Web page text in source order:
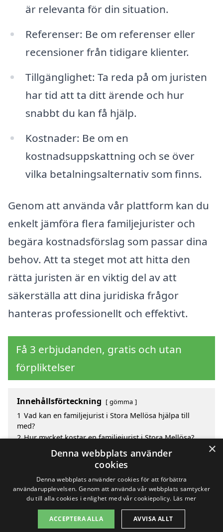
är relevanta för din situation.
Referenser: Be om referenser eller
recensioner från tidigare klienter.
Tillgänglighet: Ta reda på om juristen
har tid att ta ditt ärende och hur
snabbt du kan få hjälp.
Kostnader: Be om en
kostnadsuppskattning och se över
vilka betalningsalternativ som finns.
Genom att använda vår plattform kan du
enkelt jämföra flera familjejurister och
begära kostnadsförslag som passar dina
behov. Att ta steget mot att hitta den
rätta juristen är en viktig del av att
säkerställa att dina juridiska frågor
hanteras professionellt och effektivt.
Få 3 erbjudanden, gratis och utan
förpliktelser
Innehållsförteckning gömma
1 Vad kan en familjejurist i Stora Mellösa hjälpa till
med?
2 Hur mycket kostar en familjejurist i Stora Mellösa?
Fördelar med att välja familjejurist i Stora Mellösa
Sök efter en skicklig familjejurist i de omgivande
städerna till Stora Mellösa
Copyright 2026 - Pilanto Aps
×
Denna webbplats använder
cookies
Denna webbplats använder cookies för att förbättra
användarupplevelsen. Genom att använda vår webbplats samtycker
du till alla cookies i enlighet med vår cookiepolicy. Läs mer
ACCEPTERA ALLA AVVISA ALLT